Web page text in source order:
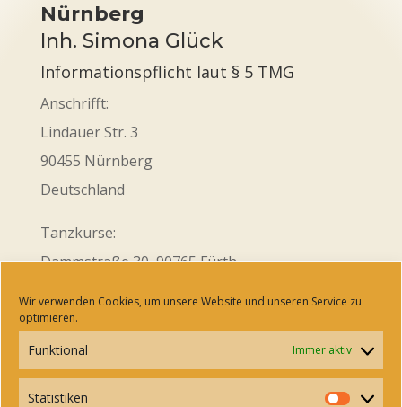
Wir verwenden Cookies, um unsere Website und unseren Service zu
optimieren.
Funktional Immer aktiv
Statistiken
Nürnberg
Inh. Simona Glück
Informationspflicht laut § 5 TMG
Anschrifft:
Lindauer Str. 3
90455 Nürnberg
Deutschland
Tanzkurse:
Dammstraße 30, 90765 Fürth
Tel.: +49 17638297195
E-Mail:kontakt@cubadanza.de
USt.-ID.Nr.: DE357127660